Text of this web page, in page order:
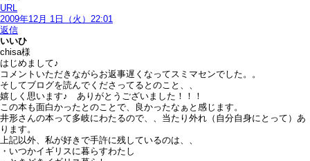
URL
2009年12月 1日（火）22:01
返信
いいひ
chisa様
はじめまして♪
コメントいただきながらお返事遅くなってスミマセンでした。。
そしてブログを読んでくださってるとのこと、、
嬉しく思います♪ ありがとうございました！！！
この本も面白かったとのことで、良かったなぁと感じます。
井形さんの本って多岐にわたるので、、当たり外れ（自分自身にとって）あ
ります。
上記以外、私が好きで手許に残しているのは、、
・いつかイギリスに暮らすわたし